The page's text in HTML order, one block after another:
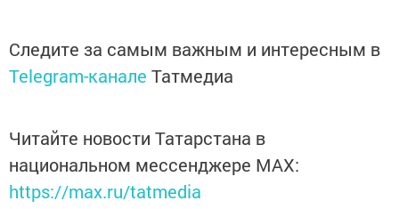
Следите за самым важным и интересным в
Telegram-канале Татмедиа
Читайте новости Татарстана в
национальном мессенджере MАХ:
https://max.ru/tatmedia